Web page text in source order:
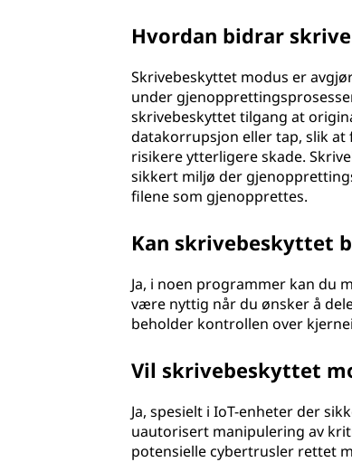
Hvordan bidrar
Skrivebeskyttet modus er
under
skrivebeskyttet tilgang at
datakorrupsjon eller tap, slik
risikere ytterligere skade.
sikkert miljø der
filene som gjenopprettes.
Kan skrivebeskyttet
Ja, i noen programmer kan du
være nyttig når du ønsker å
beholder kontrollen over
Vil skrivebeskyttet
Ja, spesielt i IoT-enheter der
uautorisert manipulering av
potensielle cybertrusler rettet